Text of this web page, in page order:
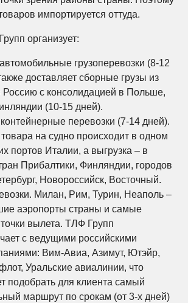
импортируется оттуда.
организует:
грузоперевозки (8-12
доставляет сборные грузы из
Россию с консолидацией в Польше,
(10-15 дней).
перевозки (7-14 дней).
товара на судно происходит в одном
портов Италии, а выгрузка – в
Прибалтики, Финляндии, городов
Новороссийск, Восточный.
Милан, Рим, Турин, Неаполь –
аэропорты страны и самые
вылета. ТЛФ Групп
с ведущими российскими
Вим-Авиа, Азимут, Ютэйр,
Уральские авиалинии, что
подобрать для клиента самый
маршрут по срокам (от 3-х дней)